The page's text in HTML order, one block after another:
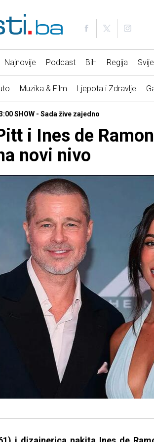
Najnovije Podcast BiH Regija
Muzika & Film Ljepota i Zdravlje
SHOW - Sada žive zajedno
i Ines de
novi nivo